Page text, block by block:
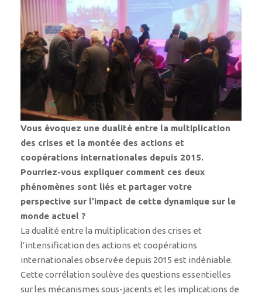
Vous évoquez une dualité entre la multiplication
des crises et la montée des actions et
coopérations internationales depuis 2015.
Pourriez-vous expliquer comment ces deux
phénomènes sont liés et partager votre
perspective sur l’impact de cette dynamique sur le
monde actuel ?
La dualité entre la multiplication des crises et
l’intensification des actions et coopérations
internationales observée depuis 2015 est indéniable.
Cette corrélation soulève des questions essentielles
sur les mécanismes sous-jacents et les implications de